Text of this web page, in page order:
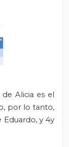
Alicia es el
por lo tanto,
Eduardo, y 4y